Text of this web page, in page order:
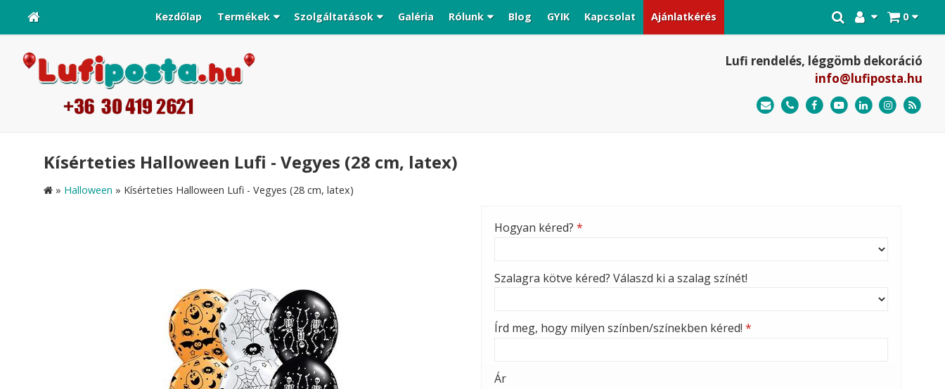
0
Kezdőlap Termékek Szolgáltatások Galéria Rólunk Blog GYIK Kapcsolat Ajánlatkérés
Lufi rendelés, léggömb dekoráció
info@lufiposta.hu
Kísérteties Halloween Lufi - Vegyes (28 cm, latex)
» Halloween » Kísérteties Halloween Lufi - Vegyes (28 cm, latex)
Hogyan kéred? *
Szalagra kötve kéred? Válaszd ki a szalag színét!
Írd meg, hogy milyen színben/színekben kéred! *
Ár